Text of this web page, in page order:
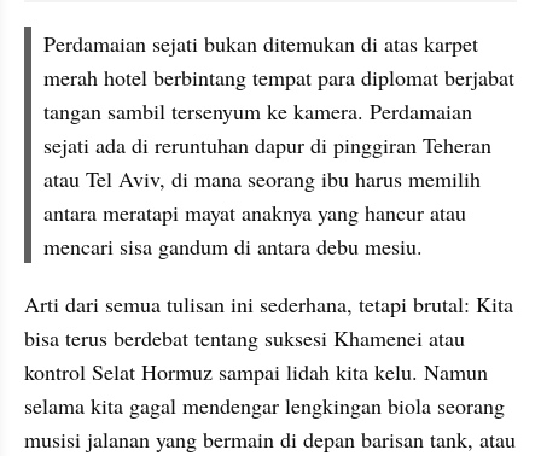
Perdamaian sejati bukan ditemukan di atas karpet
merah hotel berbintang tempat para diplomat berjabat
tangan sambil tersenyum ke kamera. Perdamaian
sejati ada di reruntuhan dapur di pinggiran Teheran
atau Tel Aviv, di mana seorang ibu harus memilih
antara meratapi mayat anaknya yang hancur atau
mencari sisa gandum di antara debu mesiu.
Arti dari semua tulisan ini sederhana, tetapi brutal: Kita
bisa terus berdebat tentang suksesi Khamenei atau
kontrol Selat Hormuz sampai lidah kita kelu. Namun
selama kita gagal mendengar lengkingan biola seorang
musisi jalanan yang bermain di depan barisan tank, atau